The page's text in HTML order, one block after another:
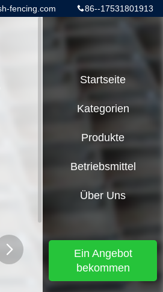
86--17531801913
fencing.com
Startseite
Kategorien
Produkte
Betriebsmittel
Über Uns
Ein Angebot
bekommen